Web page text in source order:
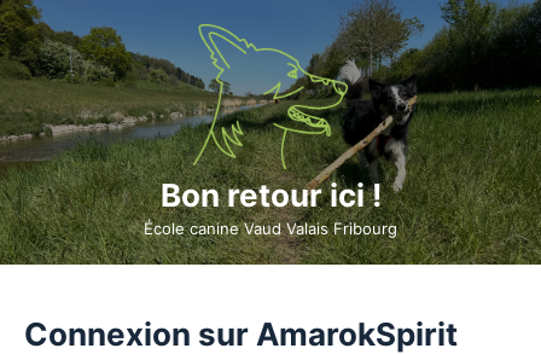
Connexion sur AmarokSpirit
Bon retour ici !
École canine Vaud Valais Fribourg